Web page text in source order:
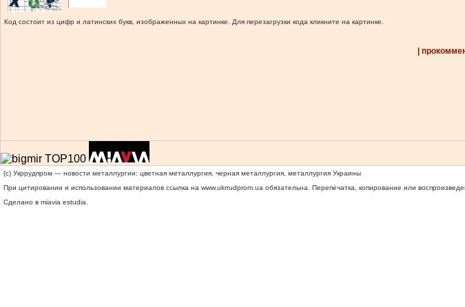
Код состоит из цифр и латинских букв, изображенных на картинке. Для перезагрузки кода кликните на картинке.
|
(c) Укррудпром — новости металлургии: цветная металлургия, черная металлургия, металлургия Украины
При цитировании и использовании материалов ссылка на www.ukrrudprom.ua обязательна. Перепечатка, копирование или
Сделано в miavia estudia.